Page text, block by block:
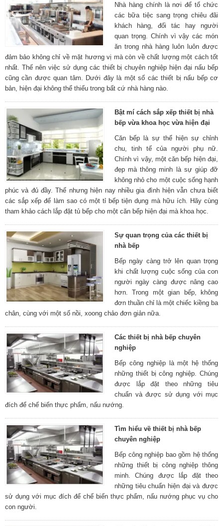
Nhà hàng chính là nơi để tổ chức
các bữa tiệc sang trọng chiêu đãi
khách hàng, đối tác hay người
quan trọng. Chính vì vậy các món
ăn trong nhà hàng luôn luôn được
đảm bảo không chỉ về mặt hương vị mà còn về chất lượng một cách tốt
nhất. Thế nên việc sử dụng các thiết bị chuyên nghiệp hiện đại nấu bếp
cũng cần được quan tâm. Dưới đây là một số các thiết bị nấu bếp cơ
bản, hiện đại không thể thiếu trong bất cứ nhà hàng nào.
Bật mí cách sắp xếp thiết bị nhà
bếp vừa khoa học vừa hiện đại
Căn bếp là sự thể hiện sự chỉnh
chu, tinh tế của người phụ nữ.
Chính vì vậy, một căn bếp hiện đại,
đẹp mà thông minh là sự giúp đỡ
không nhỏ cho một cuộc sống hạnh
phúc và đủ đầy. Thế nhưng hiện nay nhiều gia đình hiện vẫn chưa biết
các sắp xếp để làm sao có một tỉ bếp tiện dụng mà hữu ích. Hãy cùng
tham khảo cách lắp đặt tủ bếp cho một căn bếp hiện đại mà khoa học.
Sự quan trọng của các thiết bị
nhà bếp
Bếp ngày càng trở lên quan trọng
khi chất lượng cuộc sống của con
người ngày càng được nâng cao
hơn. Trong một gian bếp, không
đơn thuần chỉ là một chiếc kiềng ba
chân, cùng với một số nồi, xoong chảo đơn giản nữa.
Các thiết bị nhà bếp chuyên
nghiệp
Bếp công nghiệp là một hệ thống
những thiết bị công nghiệp. Chúng
được lắp đặt theo những tiêu
chuẩn và được sử dụng với mục
đích để chế biến thực phẩm, nấu nướng.
Tìm hiểu về thiết bị nhà bếp
chuyên nghiệp
Bếp công nghiệp bao gồm hệ thống
những thiết bị công nghiệp thông
minh. Chúng được lắp đặt theo
những tiêu chuẩn hiện đại và được
sử dụng với mục đích để chế biến thực phẩm, nấu nướng phục vụ cho
con người.